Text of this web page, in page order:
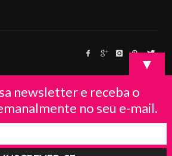
▼
newsletter e receba o
no seu e-mail.